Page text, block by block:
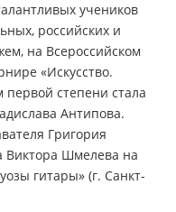
учеников
российских и
на Всероссийском
«Искусство.
степени стала
Антипова.
Григория
Виктора Шмелева на
гитары» (г. Санкт-